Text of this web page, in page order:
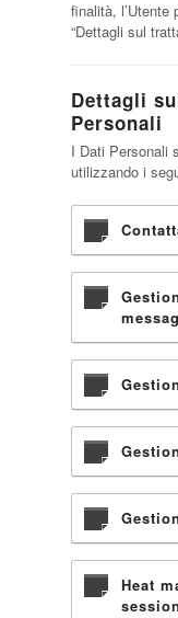
finalità, l’Utente
“Dettagli sul
Dettagli
Personali
I Dati Personali
utilizzando i
Heat